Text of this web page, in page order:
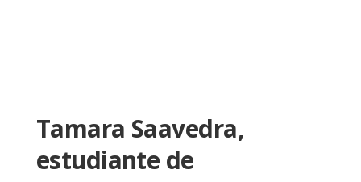
Tamara Saavedra,
estudiante de